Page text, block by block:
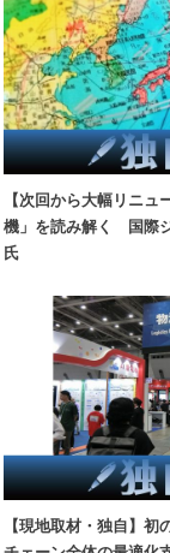
【次回から大幅リニ
機」を読み解く 国際
氏
【現地取材・独自】